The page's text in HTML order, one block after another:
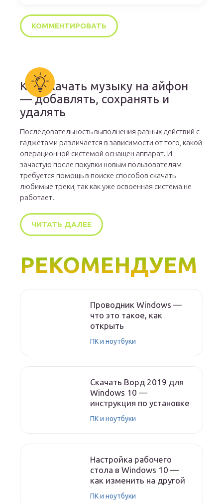
Как скачать музыку на айфон
— добавлять, сохранять и
удалять
Последовательность выполнения разных действий с
гаджетами различается в зависимости от того, какой
операционной системой оснащен аппарат. И
зачастую после покупки новым пользователям
требуется помощь в поиске способов скачать
любимые треки, так как уже освоенная система не
работает.
ЧИТАТЬ ДАЛЕЕ
РЕКОМЕНДУЕМ
Проводник Windows —
что это такое, как
открыть
ПК и ноутбуки
Скачать Ворд 2019 для
Windows 10 —
инструкция по установке
ПК и ноутбуки
Настройка рабочего
стола в Windows 10 —
как изменить на другой
ПК и ноутбуки